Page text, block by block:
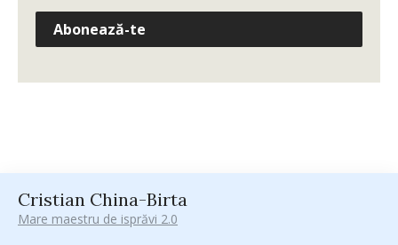
Abonează-te
Cristian China-Birta
Mare maestru de isprăvi 2.0